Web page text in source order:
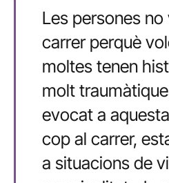
Les persones no
carrer perquè
moltes tenen
molt
evocat a
cop al carrer,
a situacions de